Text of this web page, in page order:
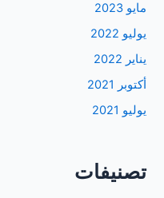
مايو 2023
يوليو 2022
يناير 2022
أكتوبر 2021
يوليو 2021
تصنيفات